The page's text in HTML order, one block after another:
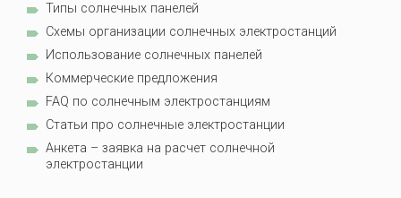
Типы солнечных панелей
Схемы организации солнечных электростанций
Использование солнечных панелей
Коммерческие предложения
FAQ по солнечным электростанциям
Статьи про солнечные электростанции
Анкета – заявка на расчет солнечной
электростанции